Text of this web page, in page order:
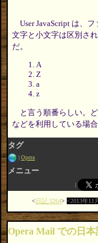
User JavaScript は、
文字と小文字は区別さ
だ。
A
Z
a
z
と言う順番らしい。
などを利用している場
タグ
Opera
メニュー
日記:3264 2013年11
Opera Mail での日